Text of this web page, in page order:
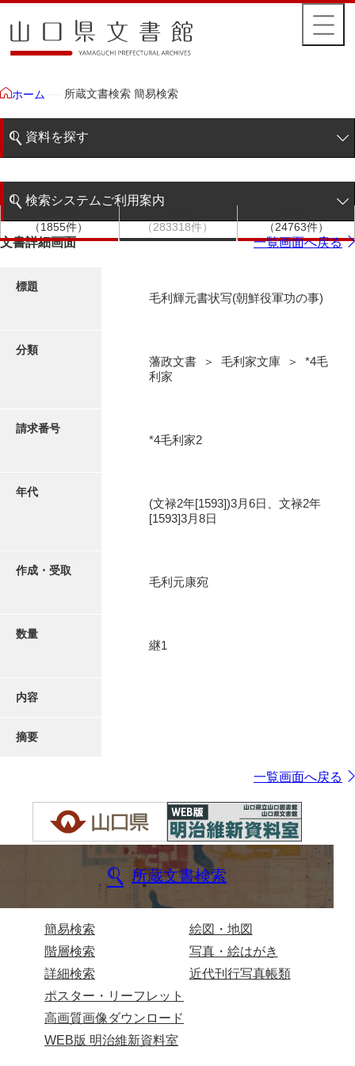
ホーム 所蔵文書検索 簡易検索
資料を探す
階層検索
写真・絵はがき
検索システムご利用案内
検索システムの利用について
（1855件）
（283318件）
（24763件）
文書詳細画面 一覧画面へ戻る
標題
毛利輝元書状写(朝鮮役軍功の事)
分類
藩政文書 ＞ 毛利家文庫 ＞ *4毛
利家
請求番号
*4毛利家2
年代
(文禄2年[1593])3月6日、文禄2年
[1593]3月8日
作成・受取
毛利元康宛
数量
継1
内容
摘要
一覧画面へ戻る
所蔵文書検索
簡易検索
階層検索
詳細検索
絵図・地図
写真・絵はがき
近代刊行写真帳類
ポスター・リーフレット
高画質画像ダウンロード
WEB版 明治維新資料室